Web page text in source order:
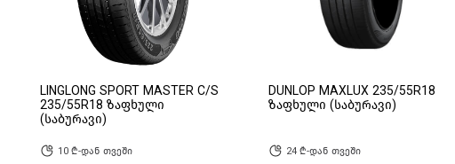
LINGLONG SPORT MASTER C/S
235/55R18 ზაფხული
(საბურავი)
10 ₾-დან თვეში
DUNLOP MAXLUX 235/55R18
ზაფხული (საბურავი)
24 ₾-დან თვეში